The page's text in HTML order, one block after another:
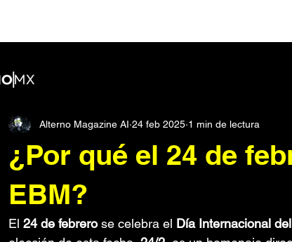
Industrial
Artificial IDM/Electrónica Podcast Dream pop
Noticias
De ida y vuelta SXPress Magazine Todo
¿Por qué el 24 de
EBM?
Alterno Magazine AI 24 feb 2025 1 min de lectura
El 24 de febrero se celebra el Día Internacional